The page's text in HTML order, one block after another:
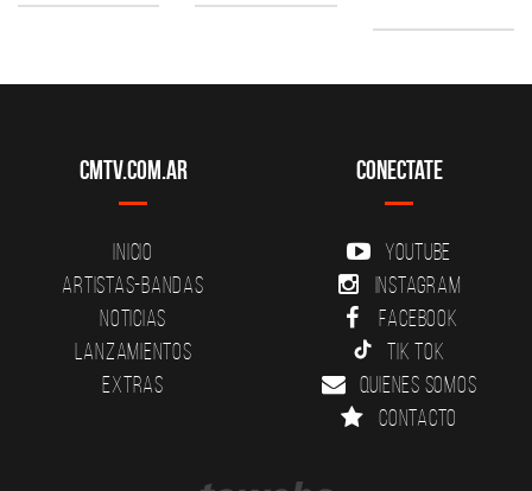
CMTV.com.ar
Inicio
Artistas-Bandas
Noticias
Lanzamientos
Extras
Conectate
YouTube
Instagram
Facebook
Tik Tok
Quienes somos
Contacto